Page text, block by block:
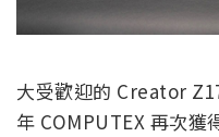
大受歡迎的 Creator
年 COMPUTEX 再次